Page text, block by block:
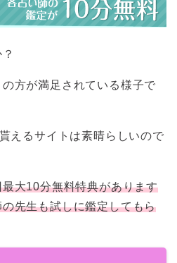
の方が満足されている様子で
えるサイトは素晴らしいので
大10分無料特典があります
先生も試しに鑑定してもら